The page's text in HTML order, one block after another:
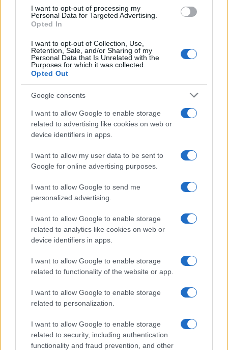
I want to opt-out of processing my
Personal Data for Targeted Advertising.
Opted In
I want to opt-out of Collection, Use,
Retention, Sale, and/or Sharing of my
Personal Data that Is Unrelated with the
Purposes for which it was collected.
Opted Out
Google consents
I want to allow Google to enable storage
related to advertising like cookies on web or
device identifiers in apps.
I want to allow my user data to be sent to
Google for online advertising purposes.
I want to allow Google to send me
personalized advertising.
I want to allow Google to enable storage
related to analytics like cookies on web or
device identifiers in apps.
I want to allow Google to enable storage
related to functionality of the website or app.
I want to allow Google to enable storage
related to personalization.
I want to allow Google to enable storage
related to security, including authentication
functionality and fraud prevention, and other
Washington. Il deterioramento è dovuto alla
minacciata politica del Partito comunista cinese
volta a porre fine al modello “un Paese, due
sistemi” ad Hong Kong, che potrebbe comportare
di fatto l’occupazione militare della ex colonia
britannica. Un avvertimento anche alla
democratica Taiwan di non cercare la secessione
anche formale dopo quella esistente, di fatto, dal
Dopoguerra.
Come già da qualche tempo discusso in ambienti
Nato, con gli Stati Uniti concentrati sulle elezioni
presidenziali e l’Europa, come appena accennato,
impotente, la seconda metà di quest’anno
potrebbe essere l’occasione perfetta per Pechino e
Mosca di sostenersi a vicenda creando crisi
simultanee nell’Indo-Pacifico e in Europa. Segnali
Mosca, che starebbero avendo contatti
diplomatici per concordare una strategia anti-
occidentale.
A Bruxelles gli esperti ipotizzano che se la Russia